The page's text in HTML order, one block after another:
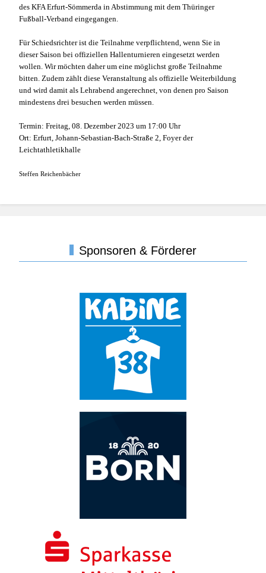
des KFA Erfurt-Sömmerda in Abstimmung mit dem Thüringer
Fußball-Verband eingegangen.
Für Schiedsrichter ist die Teilnahme verpflichtend, wenn Sie in
dieser Saison bei offiziellen Hallenturnieren eingesetzt werden
wollen. Wir möchten daher um eine möglichst große Teilnahme
bitten. Zudem zählt diese Veranstaltung als offizielle Weiterbildung
und wird damit als Lehrabend angerechnet, von denen pro Saison
mindestens drei besuchen werden müssen.
Termin: Freitag, 08. Dezember 2023 um 17:00 Uhr
Ort: Erfurt, Johann-Sebastian-Bach-Straße 2, Foyer der
Leichtathletikhalle
Steffen Reichenbächer
Sponsoren & Förderer